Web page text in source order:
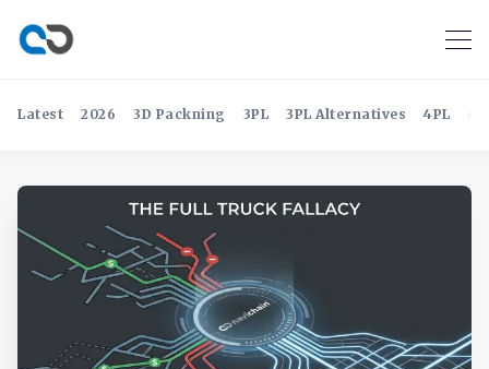
Latest 2026 3D Packning 3PL 3PL Alternatives 4PL